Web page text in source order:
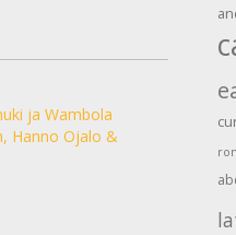
ja Wambola
Hanno Ojalo &